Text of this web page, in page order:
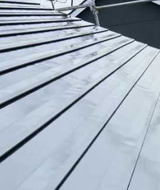
よくあ
コミュニティガイドライン